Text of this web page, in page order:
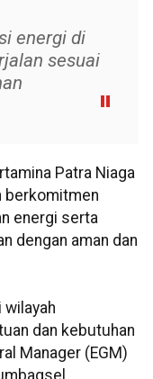
energi di
sesuai
Patra Niaga
berkomitmen
energi serta
dengan aman dan
dan kebutuhan
Manager (EGM)